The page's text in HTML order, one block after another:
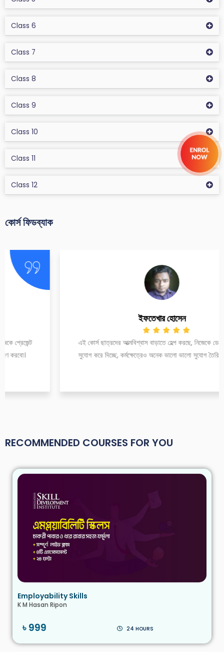
Class 6
Class 7
Class 8
Class 9
Class 10
Class 11
Class 12
কোর্স ফিডব্যাক
এই কোর্স ছাত্রদের আত্মবিশ্বাস বাড়াতে হেল্প করছে, নিজেকে ডেভেলপ করার
সুযোগ করে দিচ্ছে, কর্মক্ষেত্রেও অনেক ভালো ভালো সুযোগ তৈরি করে দিচ্ছে।
RECOMMENDED COURSES FOR YOU
Employability Skills
K M Hasan Ripon
৳ 999 24 HOURS